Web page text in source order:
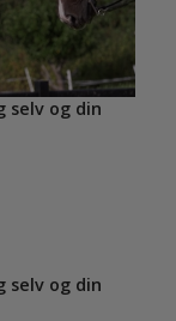
og din
og din